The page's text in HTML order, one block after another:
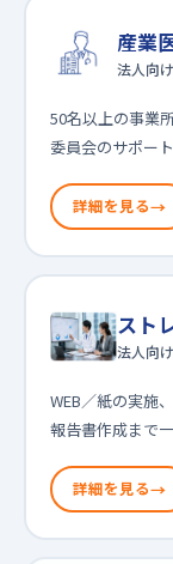
産業
法人向け
50名以上の事業
委員会のサポー
詳細を見る
スト
法人向け
WEB／紙の実施
報告書作成まで
詳細を見る